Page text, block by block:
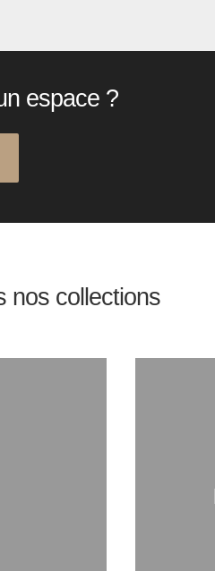
espace ?
nos collections